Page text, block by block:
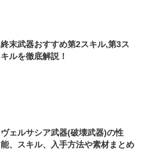
終末武器おすすめ第2スキル,第3ス
キルを徹底解説！
ヴェルサシア武器(破壊武器)の性
能、スキル、入手方法や素材まとめ